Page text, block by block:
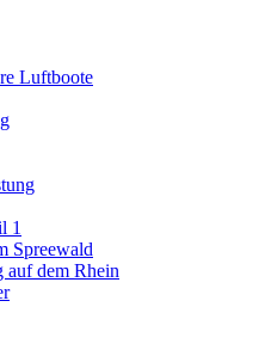
Luftboote
1
Spreewald
auf dem Rhein